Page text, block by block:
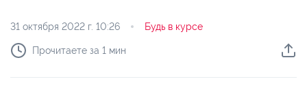
31 октября 2022 г. 10:26 Будь в курсе
Прочитаете за 1 мин